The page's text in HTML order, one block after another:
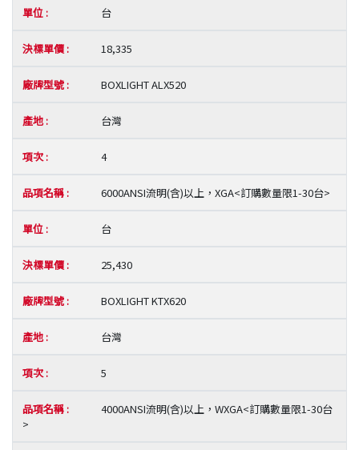
台
18,335
BOXLIGHT ALX520
台灣
4
6000ANSI流明(含)以上，XGA<訂購數量限1-30台>
台
25,430
BOXLIGHT KTX620
台灣
5
4000ANSI流明(含)以上，WXGA<訂購數量限1-30台
>